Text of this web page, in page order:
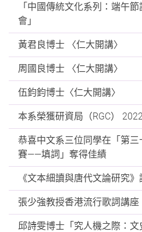
「中國傳統文化系列：端午
會」
黃君良博士 〈仁大開講〉
周國良博士 〈仁大開講〉
伍鈞鈞博士〈仁大開講〉
本系榮獲研資局（RGC）
恭喜中文系三位同學在「第
賽——填詞」奪得佳績
《文本細讀與唐代文論研究》
張少強教授香港流行歌詞講座
邱詩雯博士「究人機之際：